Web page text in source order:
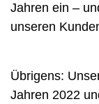
Jahren ein –
unseren
Übrigens:
Jahren 2022